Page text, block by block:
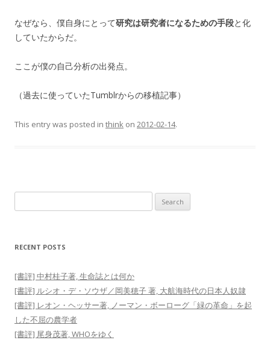
なぜなら、僕自身にとって研究は研究者になるための手段と化
していたからだ。
ここが僕の自己分析の出発点。
（過去に使っていたTumblrからの移植記事）
This entry was posted in think on 2012-02-14.
for:
RECENT POSTS
[書評] 中村桂子著, 生命誌とは何か
[書評] ルシオ・デ・ソウザ／岡美穂子 著, 大航海時代の日本人奴隷
[書評] レオン・ヘッサー著, ノーマン・ボーローグ「緑の革命」を起
した不屈の農学者
[書評] 尾身茂著, WHOをゆく